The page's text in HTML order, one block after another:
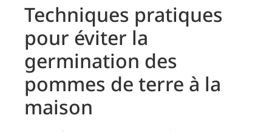
Techniques pratiques
pour éviter la
germination des
pommes de terre à la
maison